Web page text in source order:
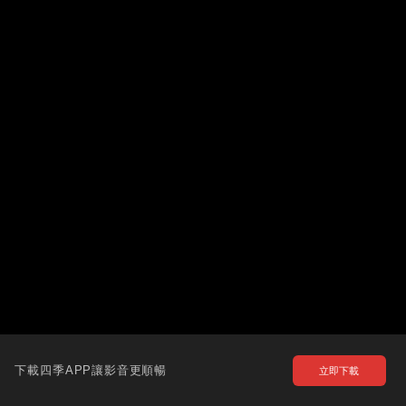
下載四季APP讓影音更順暢 立即下載